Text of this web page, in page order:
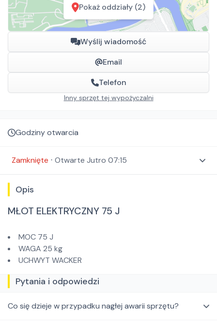
Pokaż oddziały (2)
Wyślij wiadomość
Email
Telefon
Inny sprzęt tej wypożyczalni
Godziny otwarcia
Zamknięte ⋅ Otwarte Jutro 07:15
Opis
MŁOT ELEKTRYCZNY 75 J
MOC 75 J
WAGA 25 kg
UCHWYT WACKER
Pytania i odpowiedzi
Co się dzieje w przypadku nagłej awarii sprzętu?